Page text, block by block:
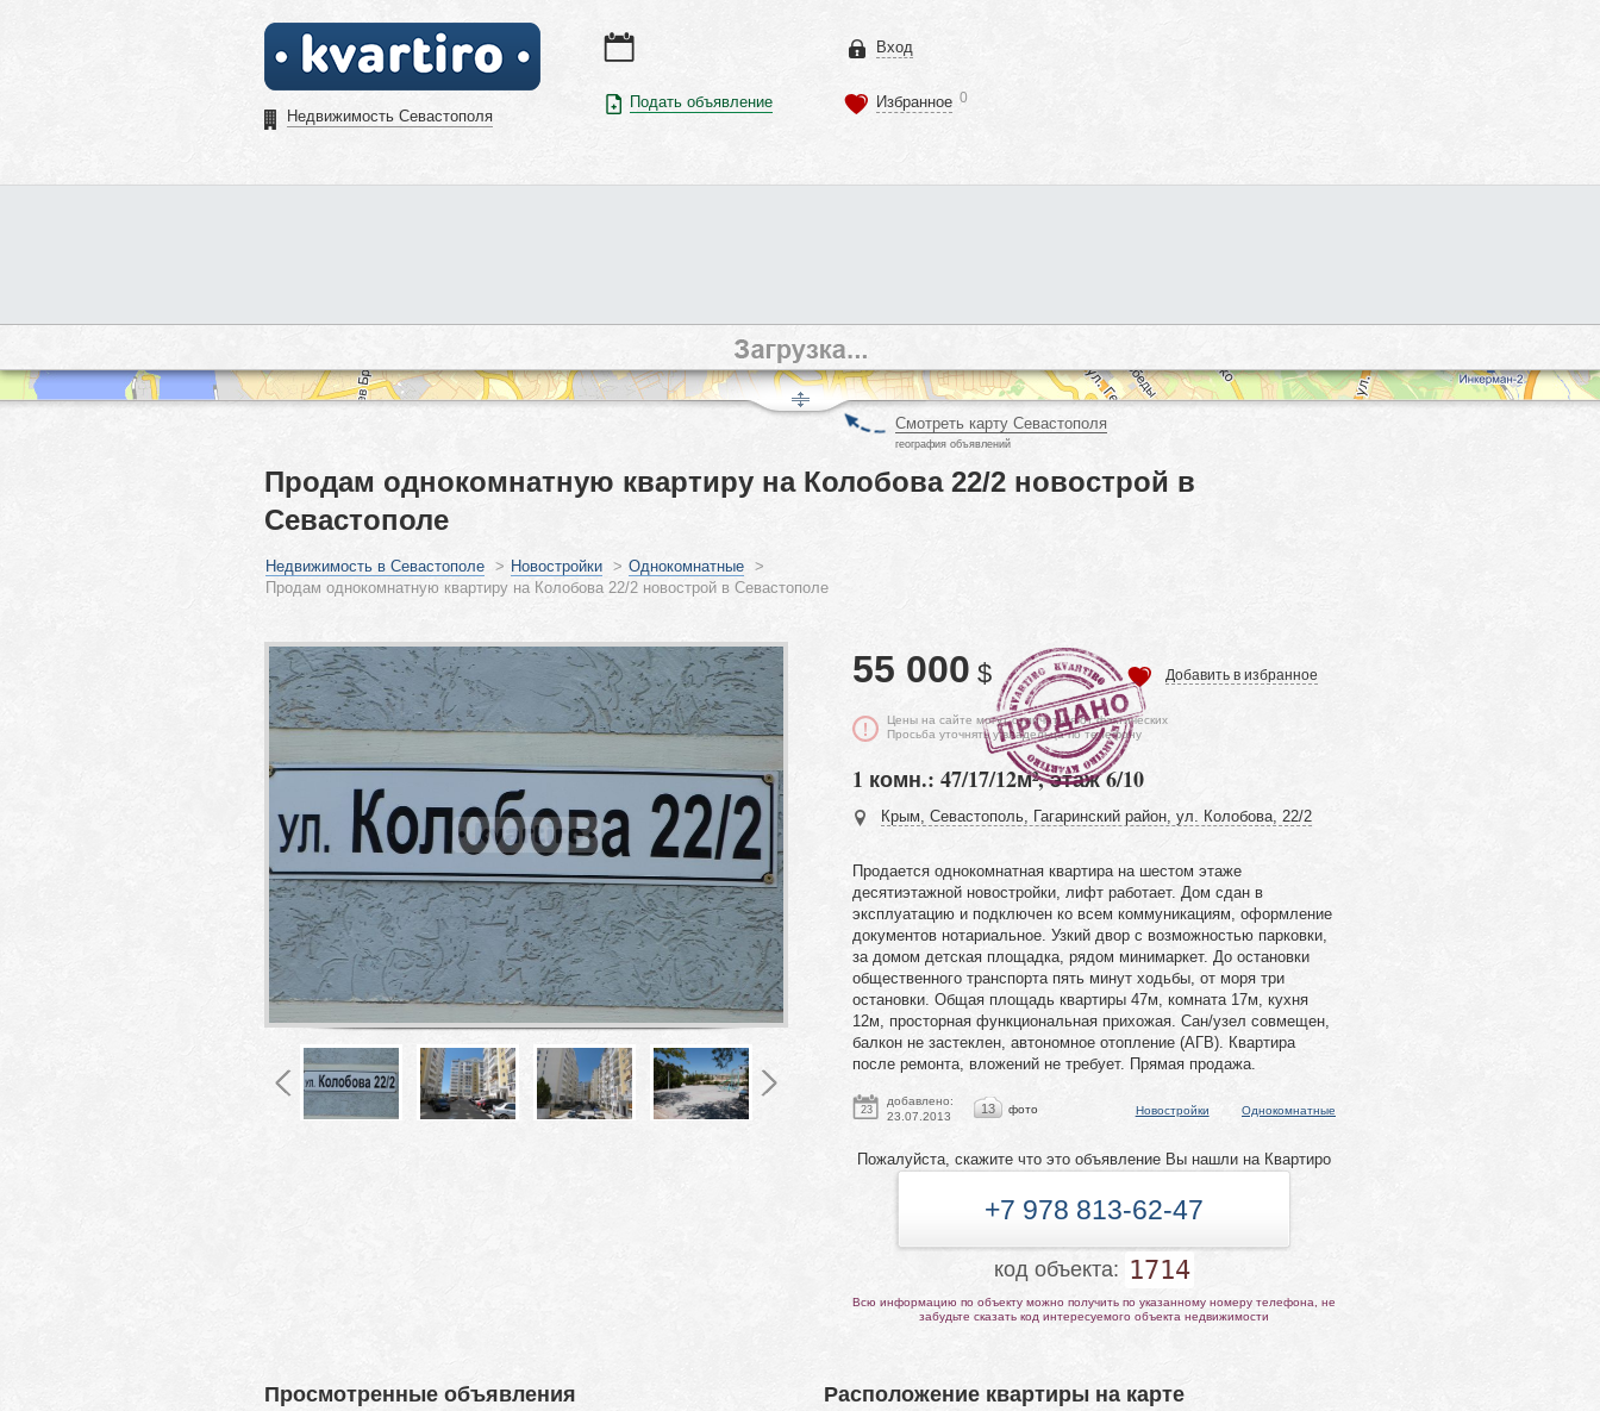
Недвижимость Севастополя
Подать объявление
Вход
Избранное 0
Смотреть карту Севастополя
география объявлений
Продам однокомнатную квартиру на Колобова 22/2 новострой в
Севастополе
Недвижимость в Севастополе > Новостройки > Однокомнатные >
Продам однокомнатную квартиру на Колобова 22/2 новострой в Севастополе
55 000 $ Добавить в избранное
Цены на сайте могут отличаться от фактических
Просьба уточнять у владельца по телефону
1 комн.: 47/17/12м², этаж 6/10
Крым, Севастополь, Гагаринский район, ул. Колобова, 22/2
Продается однокомнатная квартира на шестом этаже
десятиэтажной новостройки, лифт работает. Дом сдан в
эксплуатацию и подключен ко всем коммуникациям, оформление
документов нотариальное. Узкий двор с возможностью парковки,
за домом детская площадка, рядом минимаркет. До остановки
общественного транспорта пять минут ходьбы, от моря три
остановки. Общая площадь квартиры 47м, комната 17м, кухня
12м, просторная функциональная прихожая. Сан/узел совмещен,
балкон не застеклен, автономное отопление (АГВ). Квартира
после ремонта, вложений не требует. Прямая продажа.
23
добавлено:
23.07.2013
13 фото Новостройки Однокомнатные
Пожалуйста, скажите что это объявление Вы нашли на Квартиро
+7 978 813-62-47
код объекта: 1714
Всю информацию по объекту можно получить по указанному номеру телефона, не
забудьте сказать код интересуемого объекта недвижимости
Расположение квартиры на карте
Просмотренные объявления